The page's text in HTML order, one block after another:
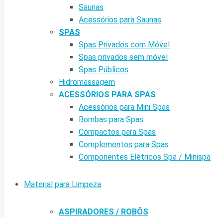
Saunas
Acessórios para Saunas
SPAS
Spas Privados com Móvel
Spas privados sem móvel
Spas Públicos
Hidromassagem
ACESSÓRIOS PARA SPAS
Acessórios para Mini Spas
Bombas para Spas
Compactos para Spas
Complementos para Spas
Componentes Elétricos Spa / Minispa
Material para Limpeza
ASPIRADORES / ROBÔS